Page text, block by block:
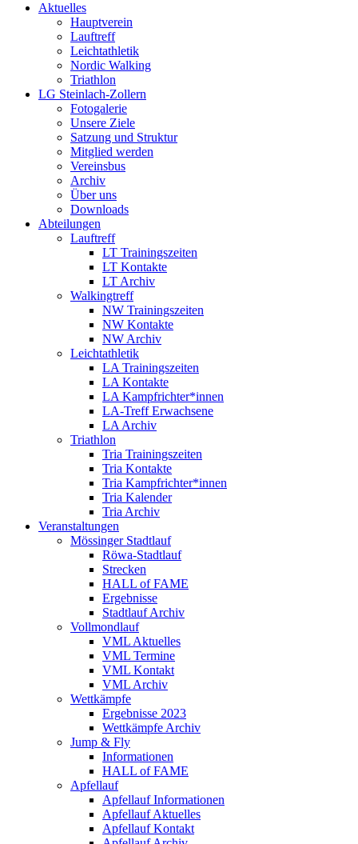
Aktuelles
Hauptverein
Lauftreff
Leichtathletik
Nordic Walking
Triathlon
LG Steinlach-Zollern
Fotogalerie
Unsere Ziele
Satzung und Struktur
Mitglied werden
Vereinsbus
Archiv
Über uns
Downloads
Abteilungen
Lauftreff
LT Trainingszeiten
LT Kontakte
LT Archiv
Walkingtreff
NW Trainingszeiten
NW Kontakte
NW Archiv
Leichtathletik
LA Trainingszeiten
LA Kontakte
LA Kampfrichter*innen
LA-Treff Erwachsene
LA Archiv
Triathlon
Tria Trainingszeiten
Tria Kontakte
Tria Kampfrichter*innen
Tria Kalender
Tria Archiv
Veranstaltungen
Mössinger Stadtlauf
Röwa-Stadtlauf
Strecken
HALL of FAME
Ergebnisse
Stadtlauf Archiv
Vollmondlauf
VML Aktuelles
VML Termine
VML Kontakt
VML Archiv
Wettkämpfe
Ergebnisse 2023
Wettkämpfe Archiv
Jump & Fly
Informationen
HALL of FAME
Apfellauf
Apfellauf Informationen
Apfellauf Aktuelles
Apfellauf Kontakt